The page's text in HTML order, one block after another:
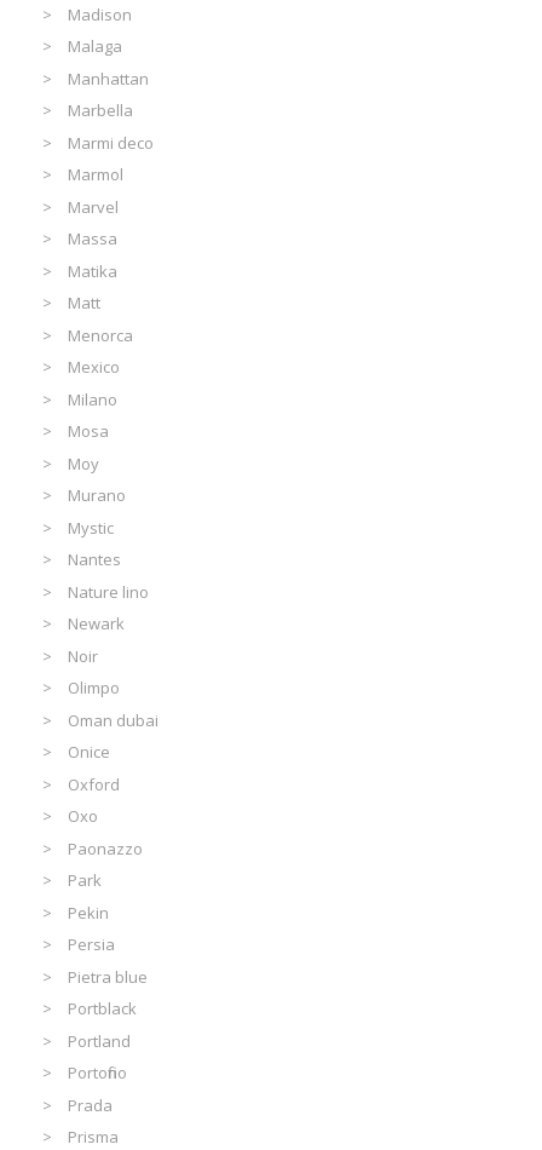
Madison
Malaga
Manhattan
Marbella
Marmi deco
Marmol
Marvel
Massa
Matika
Matt
Menorca
Mexico
Milano
Mosa
Moy
Murano
Mystic
Nantes
Nature lino
Newark
Noir
Olimpo
Oman dubai
Onice
Oxford
Oxo
Paonazzo
Park
Pekin
Persia
Pietra blue
Portblack
Portland
Portofino
Prada
Prisma